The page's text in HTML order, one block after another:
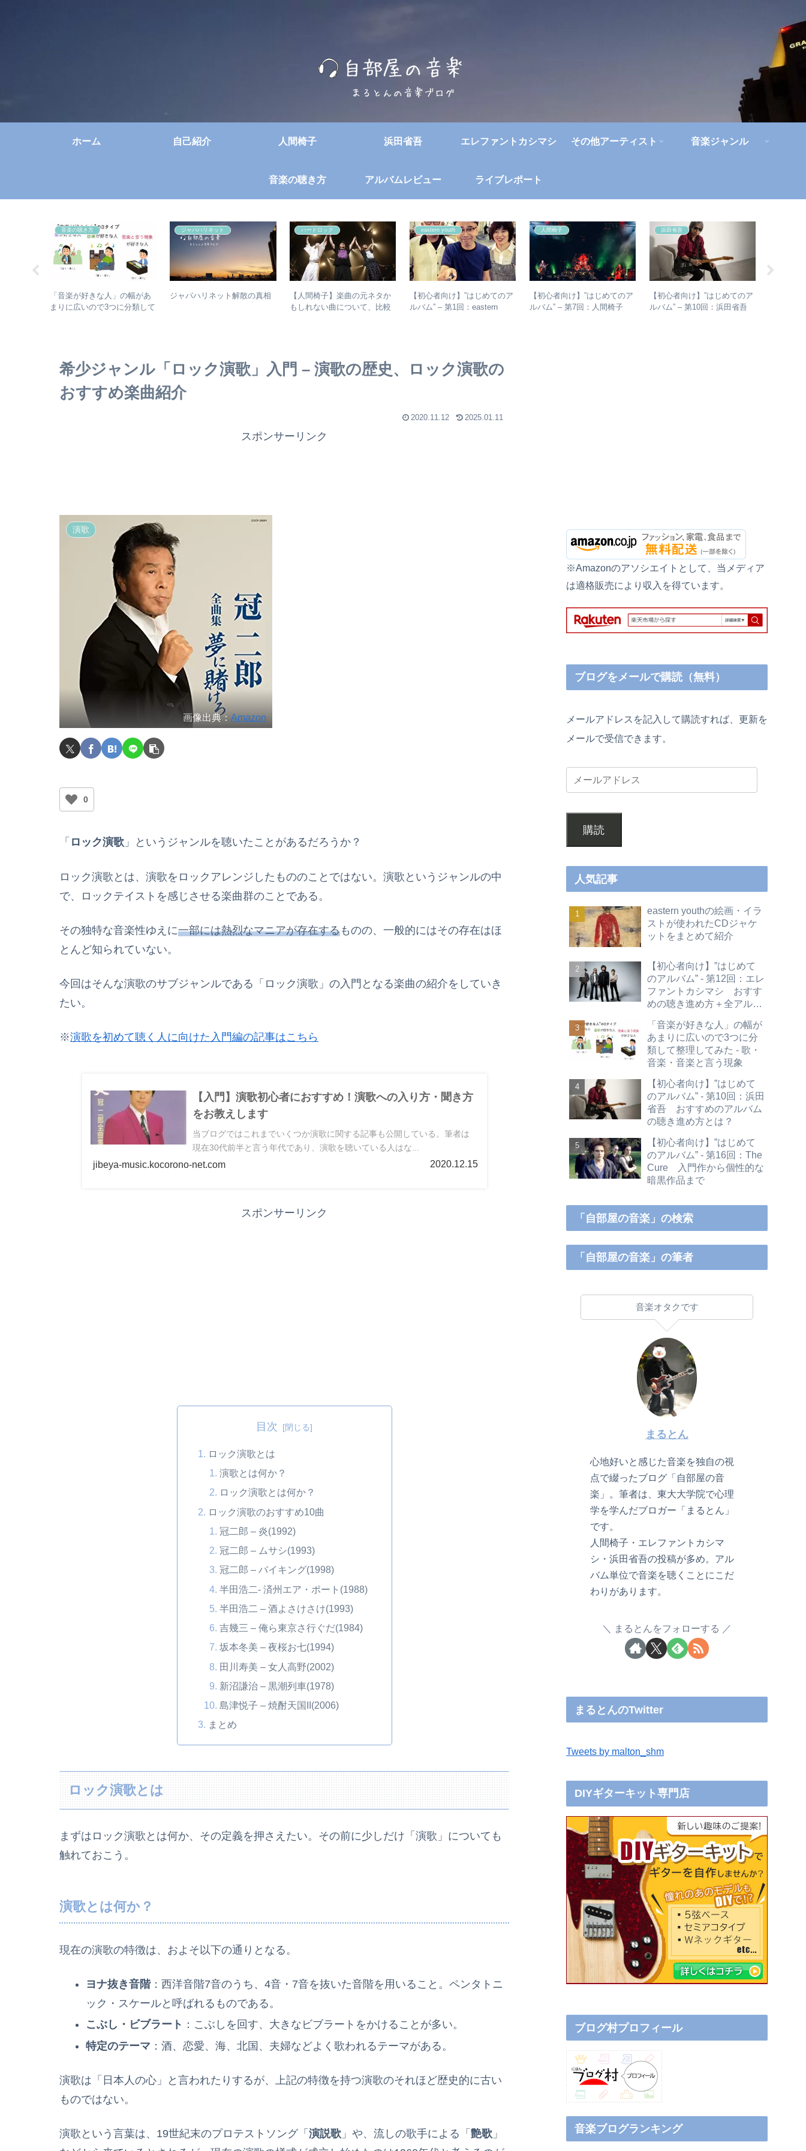
ホーム 自己紹介 人間椅子 浜田省吾 エレファントカシマシ その他アーティスト 音楽ジャンル
音楽の聴き方 アルバムレビュー ライブレポート
音楽の聴き方
「音楽が好きな人」の幅があ
まりに広いので3つに分類して
ジャパハリネット
ジャパハリネット解散の真相
ハードロック
【人間椅子】楽曲の元ネタか
もしれない曲について、比較
eastern youth
【初心者向け】”はじめてのア
ルバム” – 第1回：eastern
人間椅子
【初心者向け】”はじめてのア
ルバム” – 第7回：人間椅子
浜田省吾
【初心者向け】”はじめてのア
ルバム” – 第10回：浜田省吾
希少ジャンル「ロック演歌」入門 – 演歌の歴史、ロック演歌の
おすすめ楽曲紹介
2020.11.12 2025.01.11
スポンサーリンク
演歌
画像出典：Amazon
0
「 ロック演歌 」というジャンルを聴いたことがあるだろうか？
ロック演歌とは、演歌をロックアレンジしたもののことではない。演歌というジャンルの中
で、ロックテイストを感じさせる楽曲群のことである。
その独特な音楽性ゆえに一部には熱烈なマニアが存在するものの、一般的にはその存在はほ
とんど知られていない。
今回はそんな演歌のサブジャンルである「ロック演歌」の入門となる楽曲の紹介をしていき
たい。
※演歌を初めて聴く人に向けた入門編の記事はこちら
【入門】演歌初心者におすすめ！演歌への入り方・聞き方
をお教えします
当ブログではこれまでいくつか演歌に関する記事も公開している。筆者は
現在30代前半と言う年代であり、演歌を聴いている人はな...
jibeya-music.kocorono-net.com 2020.12.15
スポンサーリンク
目次
ロック演歌とは
演歌とは何か？
ロック演歌とは何か？
ロック演歌のおすすめ10曲
冠二郎 – 炎(1992)
冠二郎 – ムサシ(1993)
冠二郎 – バイキング(1998)
半田浩二- 済州エア・ポート(1988)
半田浩二 – 酒よさけさけ(1993)
吉幾三 – 俺ら東京さ行ぐだ(1984)
坂本冬美 – 夜桜お七(1994)
田川寿美 – 女人高野(2002)
新沼謙治 – 黒潮列車(1978)
島津悦子 – 焼酎天国II(2006)
まとめ
ロック演歌とは
まずはロック演歌とは何か、その定義を押さえたい。その前に少しだけ「演歌」についても
触れておこう。
演歌とは何か？
現在の演歌の特徴は、およそ以下の通りとなる。
ヨナ抜き音階：西洋音階7音のうち、4音・7音を抜いた音階を用いること。ペンタトニ
ック・スケールと呼ばれるものである。
こぶし・ビブラート ：こぶしを回す、大きなビブラートをかけることが多い。
特定のテーマ ：酒、恋愛、海、北国、夫婦などよく歌われるテーマがある。
演歌は「日本人の心」と言われたりするが、上記の特徴を持つ演歌のそれほど歴史的に古い
ものではない。
演歌という言葉は、19世紀末のプロテストソング「 演説歌 」や、流しの歌手による「 艶歌 」
※Amazonのアソシエイトとして、当メディア
は適格販売により収入を得ています。
ブログをメールで購読（無料）
メールアドレスを記入して購読すれば、更新を
メールで受信できます。
購読
人気記事
eastern youthの絵画・イラ
ストが使われたCDジャケ
ットをまとめて紹介
【初心者向け】”はじめて
のアルバム” - 第12回：エレ
ファントカシマシ おすす
めの聴き進め方＋全アルバ
「音楽が好きな人」の幅が
あまりに広いので3つに分
類して整理してみた - 歌・
音楽・音楽と言う現象
【初心者向け】”はじめて
のアルバム” - 第10回：浜田
省吾 おすすめのアルバム
の聴き進め方とは？
【初心者向け】”はじめて
のアルバム” - 第16回：The
Cure 入門作から個性的な
暗黒作品まで
「自部屋の音楽」の検索
「自部屋の音楽」の筆者
音楽オタクです
まるとん
心地好いと感じた音楽を独自の視
点で綴ったブログ「自部屋の音
楽」。筆者は、東大大学院で心理
学を学んだブロガー「まるとん」
です。
人間椅子・エレファントカシマ
シ・浜田省吾の投稿が多め。アル
バム単位で音楽を聴くことにこだ
わりがあります。
まるとんをフォローする
まるとんのTwitter
Tweets by malton_shm
DIYギターキット専門店
ブログ村プロフィール
音楽ブログランキング